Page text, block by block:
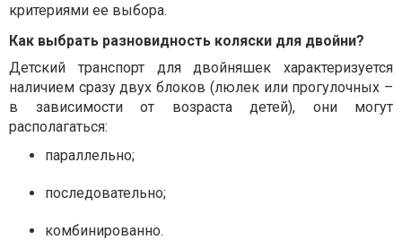
критериями ее выбора.
Как выбрать разновидность коляски для двойни?
Детский транспорт для двойняшек характеризуется
наличием сразу двух блоков (люлек или прогулочных –
в зависимости от возраста детей), они могут
располагаться:
параллельно;
последовательно;
комбинированно.